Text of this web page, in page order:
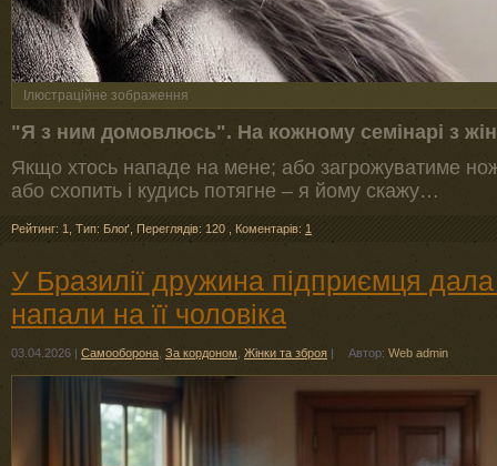
Ілюстраційне зображення
"Я з ним домовлюсь". На кожному семінарі з
Якщо хтось нападе на мене; або загрожуватиме
або схопить і кудись потягне – я йому скажу…
Рейтинг: 1 Тип: Блоґ Переглядів: 120 Коментарів: 1
У Бразилії дружина підприємця дала
напали на її чоловіка
03.04.2026 | Самооборона За кордоном Жінки та зброя | Автор: Web admin